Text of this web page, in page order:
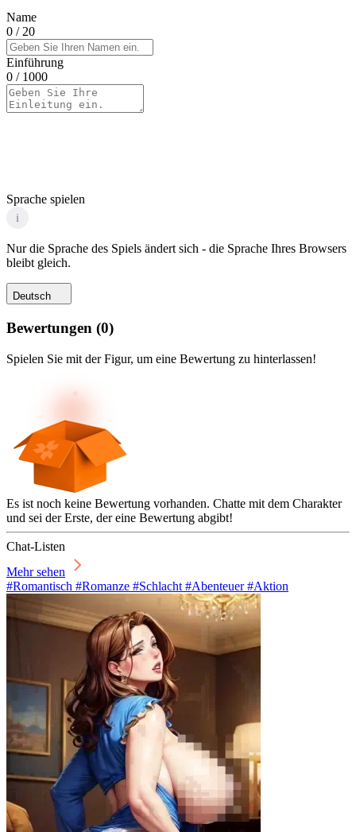
Name
0 / 20
Einführung
0 / 1000
Sprache spielen
i
Nur die Sprache des Spiels ändert sich - die Sprache Ihres Browsers
bleibt gleich.
Deutsch
Bewertungen (0)
Spielen Sie mit der Figur, um eine Bewertung zu hinterlassen!
Es ist noch keine Bewertung vorhanden. Chatte mit dem Charakter
und sei der Erste, der eine Bewertung abgibt!
Chat-Listen
Mehr sehen
#Romantisch #Romanze #Schlacht #Abenteuer #Aktion